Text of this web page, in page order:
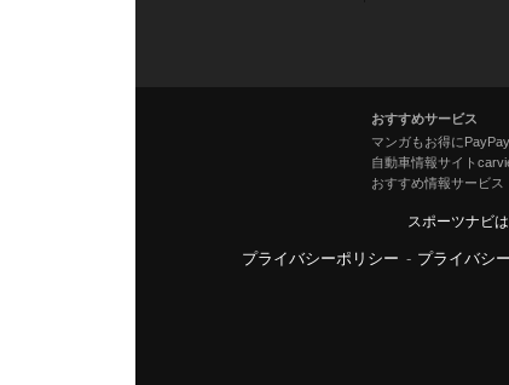
おすすめサービス
マンガもお得に
自動車情報サイト
おすすめ情報サービス
スポーツナビ
プライバシーポリシー - プライバシ